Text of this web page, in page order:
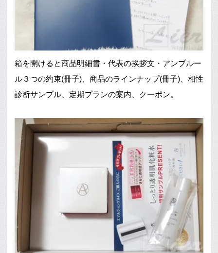
箱を開けると商品明細書・代表の挨拶文・アンプルー
ル３つの約束(冊子)、商品のラインナップ(冊子)、相性
診断サンプル、定期プランの案内、クーポン。